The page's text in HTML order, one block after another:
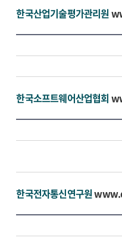
한국산업기술평가관리원
한국소프트웨어산업협회
한국전자통신연구원